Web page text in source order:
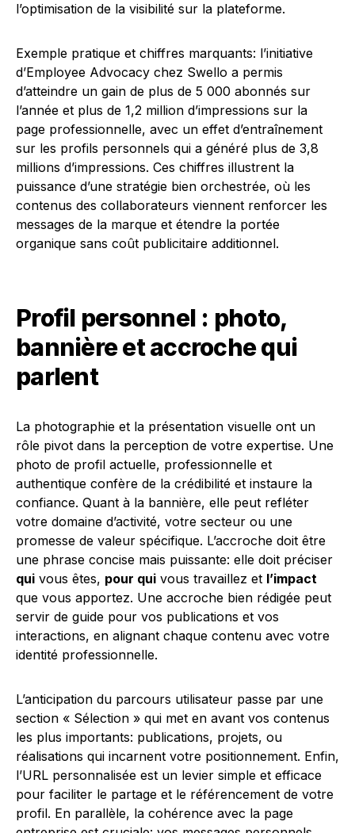
l’optimisation de la visibilité sur la plateforme.
Exemple pratique et chiffres marquants: l’initiative
d’Employee Advocacy chez Swello a permis
d’atteindre un gain de plus de 5 000 abonnés sur
l’année et plus de 1,2 million d’impressions sur la
page professionnelle, avec un effet d’entraînement
sur les profils personnels qui a généré plus de 3,8
millions d’impressions. Ces chiffres illustrent la
puissance d’une stratégie bien orchestrée, où les
contenus des collaborateurs viennent renforcer les
messages de la marque et étendre la portée
organique sans coût publicitaire additionnel.
Profil personnel : photo,
bannière et accroche qui
parlent
La photographie et la présentation visuelle ont un
rôle pivot dans la perception de votre expertise. Une
photo de profil actuelle, professionnelle et
authentique confère de la crédibilité et instaure la
confiance. Quant à la bannière, elle peut refléter
votre domaine d’activité, votre secteur ou une
promesse de valeur spécifique. L’accroche doit être
une phrase concise mais puissante: elle doit préciser
qui vous êtes, pour qui vous travaillez et l’impact
que vous apportez. Une accroche bien rédigée peut
servir de guide pour vos publications et vos
interactions, en alignant chaque contenu avec votre
identité professionnelle.
L’anticipation du parcours utilisateur passe par une
section « Sélection » qui met en avant vos contenus
les plus importants: publications, projets, ou
réalisations qui incarnent votre positionnement. Enfin,
l’URL personnalisée est un levier simple et efficace
pour faciliter le partage et le référencement de votre
profil. En parallèle, la cohérence avec la page